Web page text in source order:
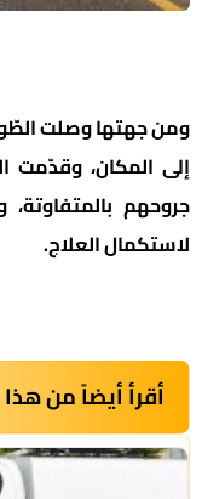
ومن جهتها وصلت
إلى المكان، وقدّمت
جروحهم
لاستكمال العلاج.
أقرأ أيضاً من